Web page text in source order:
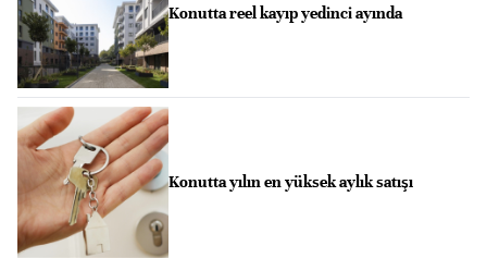
Konutta reel kayıp yedinci ayında
Konutta yılın en yüksek aylık satışı